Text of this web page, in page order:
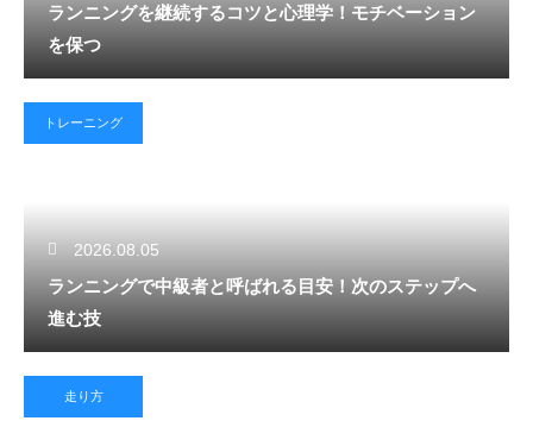
ランニングを継続するコツと心理学！モチベーション
を保つ
トレーニング
2026.08.05
ランニングで中級者と呼ばれる目安！次のステップへ
進む技
走り方